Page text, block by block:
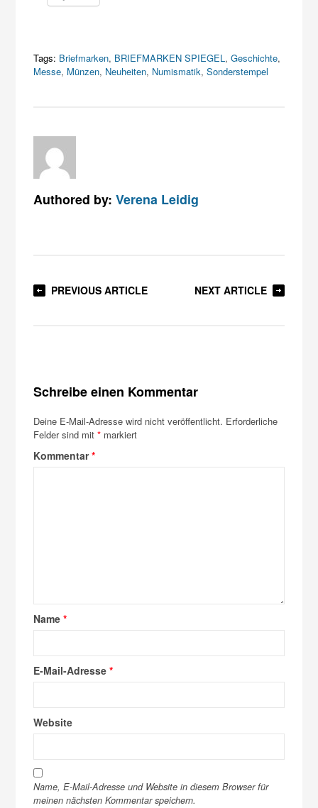
Tags: Briefmarken, BRIEFMARKEN SPIEGEL,Geschichte,
Messe, Münzen, Neuheiten, Numismatik,Sonderstempel
Authored by:Verena Leidig
PREVIOUS ARTICLE NEXT ARTICLE
Schreibe einen Kommentar
Deine E-Mail-Adresse wird nicht veröffentlicht. Erforderliche
Felder sind mit* markiert
Kommentar*
Name*
E-Mail-Adresse*
Website
Name, E-Mail-Adresse und Website in diesem Browser für
meinen nächsten Kommentar speichern.